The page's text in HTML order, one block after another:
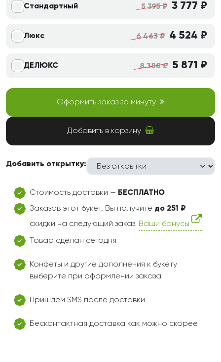
Стандартный 5 395 ₽ 3 777 ₽
Люкс 6 463 ₽ 4 524 ₽
ДЕЛЮКС 8 388 ₽ 5 871 ₽
Оформить заказ за минуту
Добавить в корзину
Добавить открытку:
Стоимость доставки — БЕСПЛАТНО
Заказав этот букет, Вы получите до 251 ₽
скидки на следующий заказ. Ваши бонусы
Товар сделан сегодня
Конфеты и другие дополнения к букету
выберите при оформлении заказа
Пришлем SMS после доставки
Бесконтактная доставка как можно скорее